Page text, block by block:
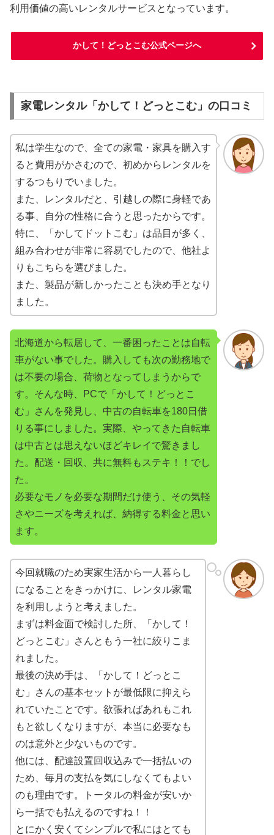
利用価値の高いレンタルサービスとなっています。
かして！どっとこむ公式ページへ
家電レンタル「かして！どっとこむ」の口コミ
私は学生なので、全ての家電・家具を購入す
ると費用がかさむので、初めからレンタルを
するつもりでいました。
また、レンタルだと、引越しの際に身軽であ
る事、自分の性格に合うと思ったからです。
特に、「かしてドットこむ」は品目が多く、
組み合わせが非常に容易でしたので、他社よ
りもこちらを選びました。
また、製品が新しかったことも決め手となり
ました。
北海道から転居して、一番困ったことは自転
車がない事でした。購入しても次の勤務地で
は不要の場合、荷物となってしまうからで
す。そんな時、PCで「かして！どっとこ
む」さんを発見し、中古の自転車を180日借
りる事にしました。実際、やってきた自転車
は中古とは思えないほどキレイで驚きまし
た。配送・回収、共に無料もステキ！！でし
た。
必要なモノを必要な期間だけ使う、その気軽
さやニーズを考えれば、納得する料金と思い
ます。
今回就職のため実家生活から一人暮らし
になることをきっかけに、レンタル家電
を利用しようと考えました。
まずは料金面で検討した所、「かして！
どっとこむ」さんともう一社に絞りこま
れました。
最後の決め手は、「かして！どっとこ
む」さんの基本セットが最低限に抑えら
れていたことです。欲張ればあれもこれ
もと欲しくなりますが、本当に必要なも
のは意外と少ないものです。
他には、配達設置回収込みで一括払いの
ため、毎月の支払を気にしなくてもよい
のも理由です。トータルの料金が安いか
ら一括でも払えるのですね！！
とにかく安くてシンプルで私にはとても